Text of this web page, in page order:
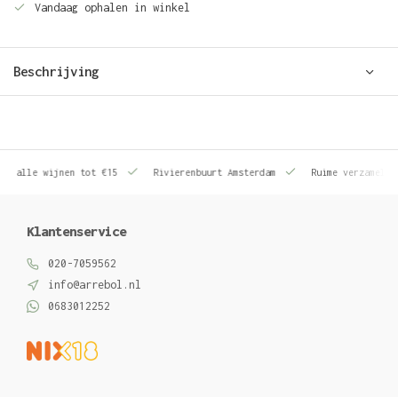
Vandaag ophalen in winkel
Beschrijving
wijnen tot €15 Rivierenbuurt Amsterdam Ruime verzameling
Klantenservice
020-7059562
info@arrebol.nl
0683012252